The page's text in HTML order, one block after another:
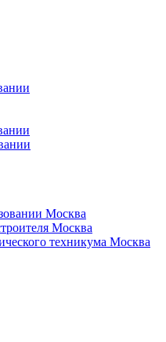
Москва
Москва
техникума Москва